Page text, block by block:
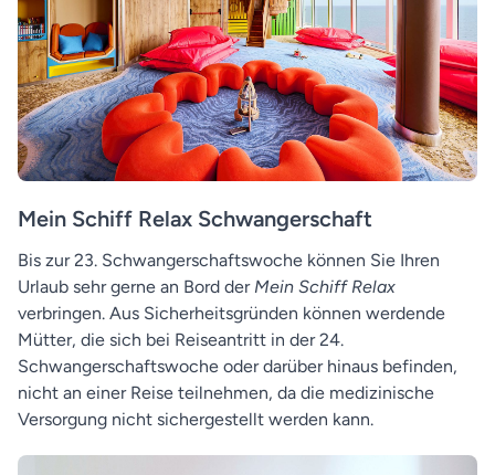
Mein Schiff Relax Schwangerschaft
Bis zur 23. Schwangerschaftswoche können Sie Ihren
Urlaub sehr gerne an Bord der Mein Schiff Relax
verbringen. Aus Sicherheitsgründen können werdende
Mütter, die sich bei Reiseantritt in der 24.
Schwangerschaftswoche oder darüber hinaus befinden,
nicht an einer Reise teilnehmen, da die medizinische
Versorgung nicht sichergestellt werden kann.